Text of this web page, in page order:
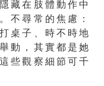
藏在肢體動作中
不尋常的焦慮：
桌子、時不時地
動，其實都是她
些觀察細節可千